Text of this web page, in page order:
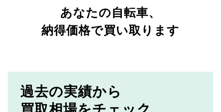
あなたの自転車、
納得価格で買い取ります
過去の実績から